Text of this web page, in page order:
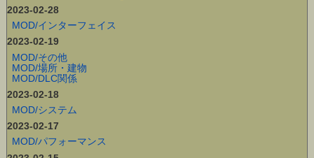
2023-02-28
MOD/インターフェイス
2023-02-19
MOD/その他
MOD/場所・建物
MOD/DLC関係
2023-02-18
MOD/システム
2023-02-17
MOD/パフォーマンス